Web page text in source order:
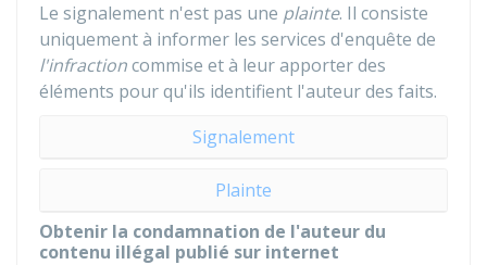
Le signalement n'est pas une plainte. Il consiste
uniquement à informer les services d'enquête de
l'infractioncommise et à leur apporter des
éléments pour qu'ils identifient l'auteur des faits.
Signalement
Plainte
Obtenir la condamnation de l'auteur du
contenu illégal publié sur internet